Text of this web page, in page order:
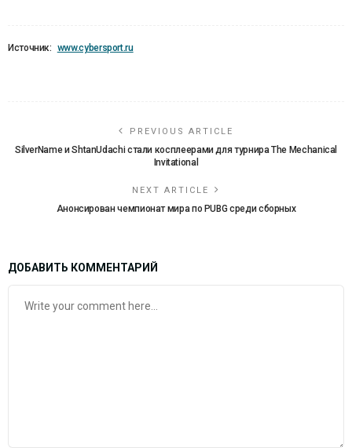
Источник: www.cybersport.ru
PREVIOUS ARTICLE
SilverName и ShtanUdachi стали косплеерами для турнира The Mechanical
Invitational
NEXT ARTICLE
Анонсирован чемпионат мира по PUBG среди сборных
ДОБАВИТЬ КОММЕНТАРИЙ